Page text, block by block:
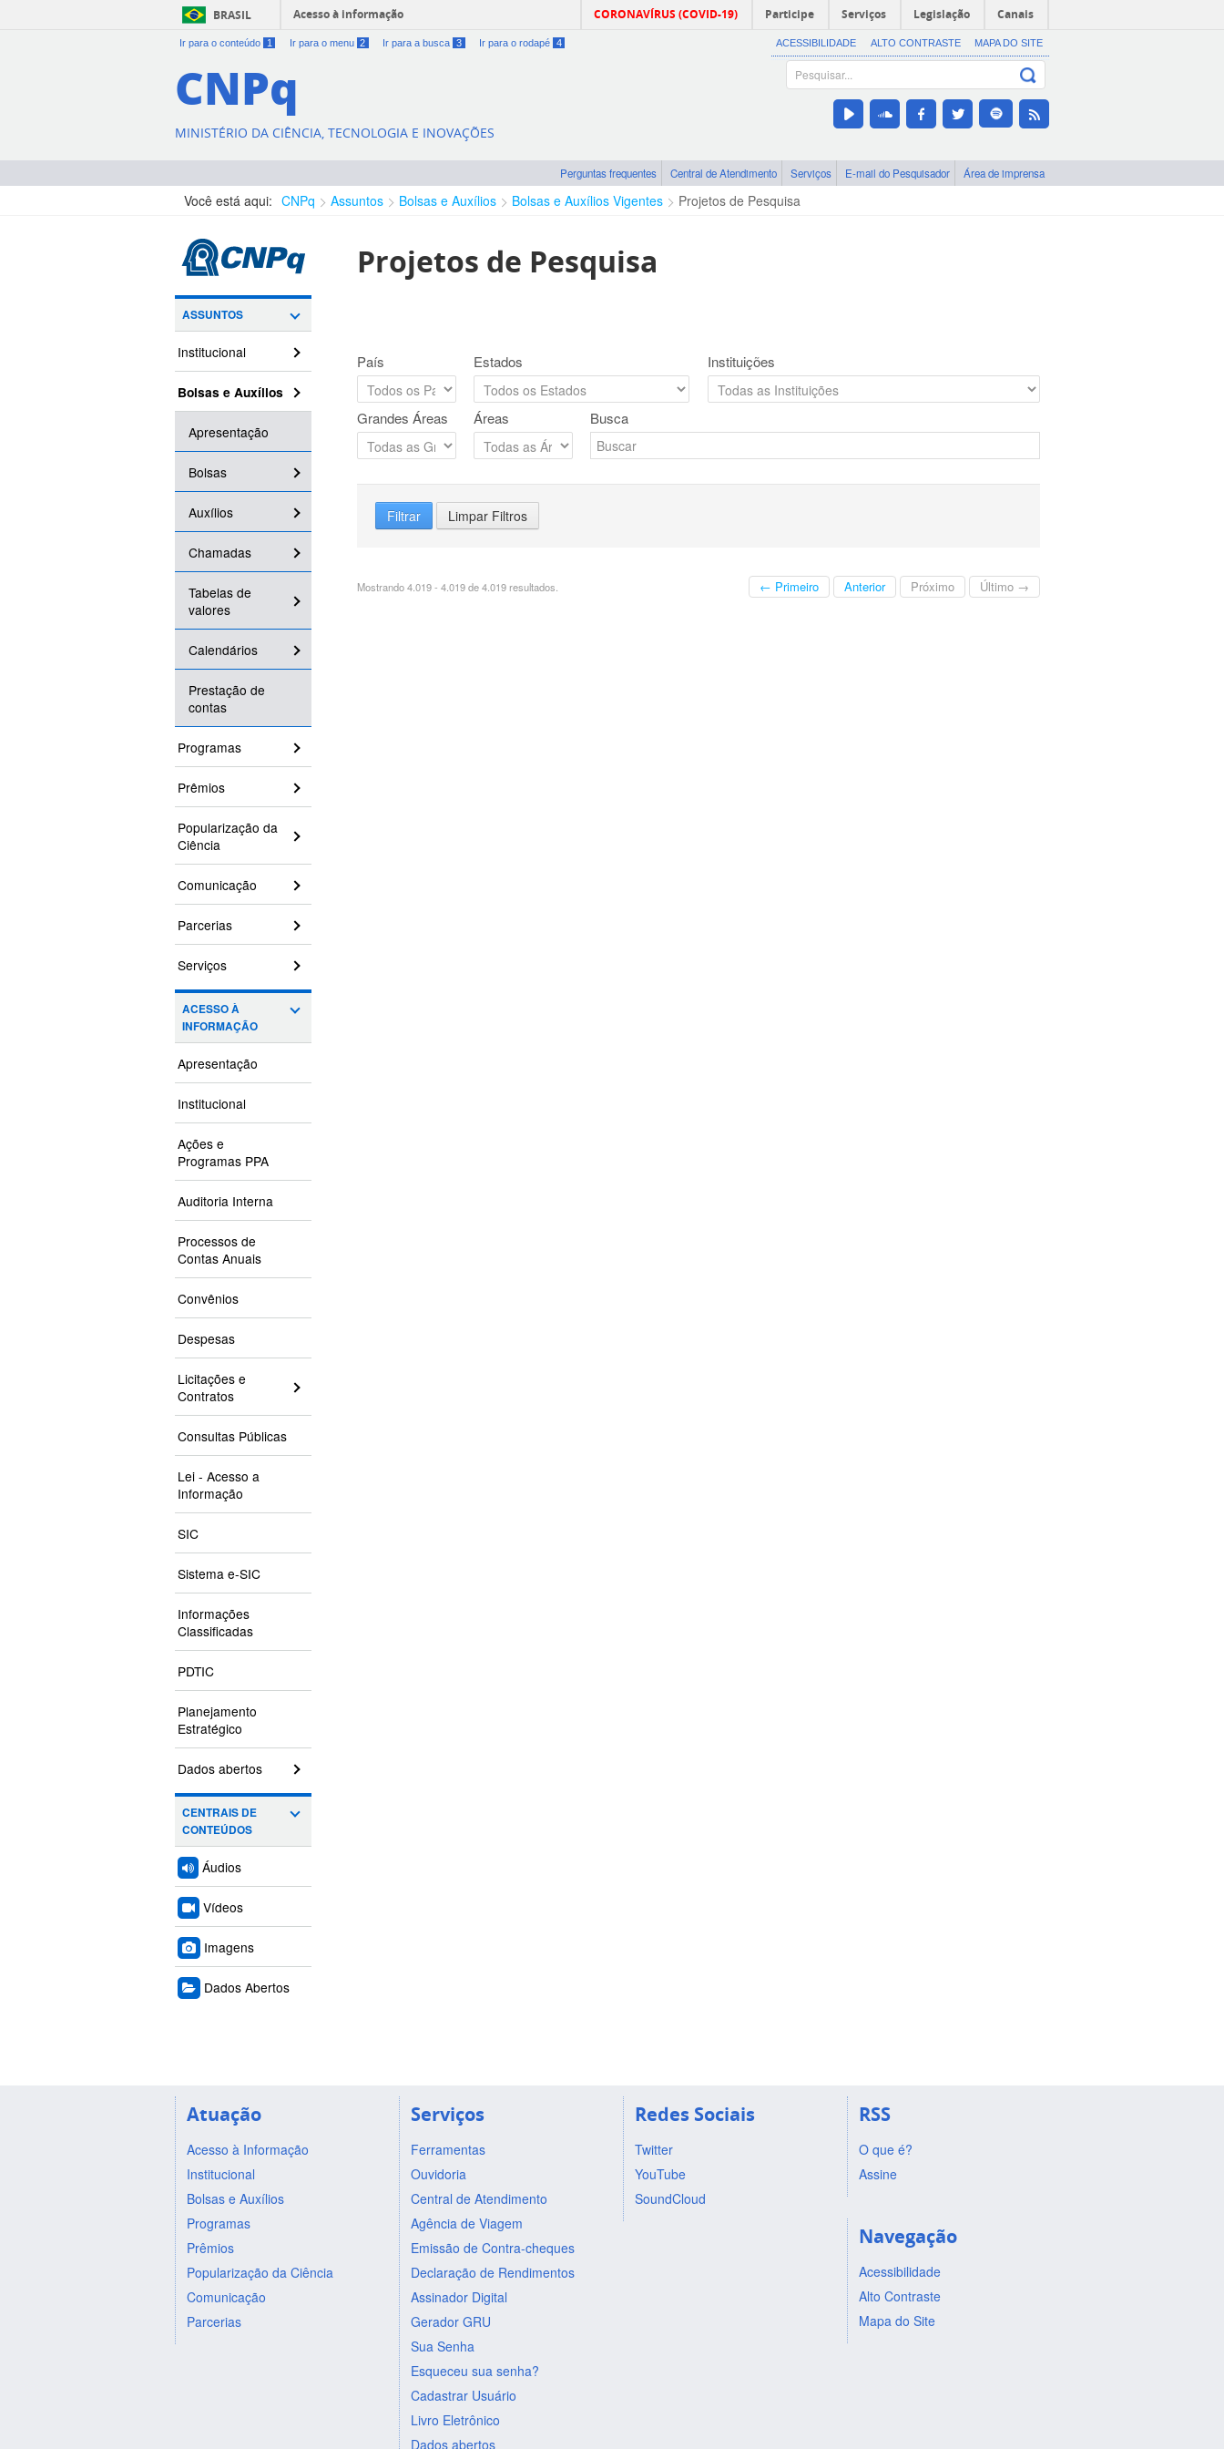
BRASIL Acesso à informação CORONAVÍRUS (COVID-19) Participe Serviços Legislação Canais
Ir para o conteúdo 1 Ir para o menu 2 Ir para a busca 3 Ir para o rodapé 4 ACESSIBILIDADE ALTO CONTRASTE MAPA DO SITE
CNPq
MINISTÉRIO DA CIÊNCIA, TECNOLOGIA E INOVAÇÕES
Perguntas frequentes Central de Atendimento Serviços E-mail do Pesquisador Área de imprensa
Você está aqui: CNPq Assuntos Bolsas e Auxílios Bolsas e Auxílios Vigentes Projetos de Pesquisa
ASSUNTOS
Institucional
Bolsas e Auxílios
Apresentação
Bolsas
Auxílios
Chamadas
Tabelas de
valores
Calendários
Prestação de
contas
Programas
Prêmios
Popularização da
Ciência
Comunicação
Parcerias
Serviços
ACESSO À
INFORMAÇÃO
Apresentação
Institucional
Ações e
Programas PPA
Auditoria Interna
Processos de
Contas Anuais
Convênios
Despesas
Licitações e
Contratos
Consultas Públicas
Lei - Acesso a
Informação
SIC
Sistema e-SIC
Informações
Classificadas
PDTIC
Planejamento
Estratégico
Dados abertos
CENTRAIS DE
CONTEÚDOS
Áudios
Vídeos
Imagens
Dados Abertos
Projetos de Pesquisa
País Estados Instituições
Grandes Áreas Áreas Busca
Filtrar Limpar Filtros
Mostrando 4.019 - 4.019 de 4.019 resultados. ← Primeiro Anterior Próximo Último →
Atuação
Acesso à Informação
Institucional
Bolsas e Auxílios
Programas
Prêmios
Popularização da Ciência
Comunicação
Parcerias
Serviços
Ferramentas
Ouvidoria
Central de Atendimento
Agência de Viagem
Emissão de Contra-cheques
Declaração de Rendimentos
Assinador Digital
Gerador GRU
Sua Senha
Esqueceu sua senha?
Cadastrar Usuário
Livro Eletrônico
Dados abertos
Redes Sociais
Twitter
YouTube
SoundCloud
RSS
O que é?
Assine
Navegação
Acessibilidade
Alto Contraste
Mapa do Site